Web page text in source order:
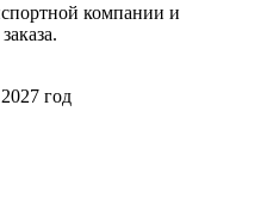
компании и
год